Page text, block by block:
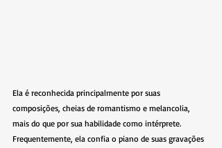
Ela é reconhecida principalmente por suas
composições, cheias de romantismo e melancolia,
mais do que por sua habilidade como intérprete.
Frequentemente, ela confia o piano de suas gravações